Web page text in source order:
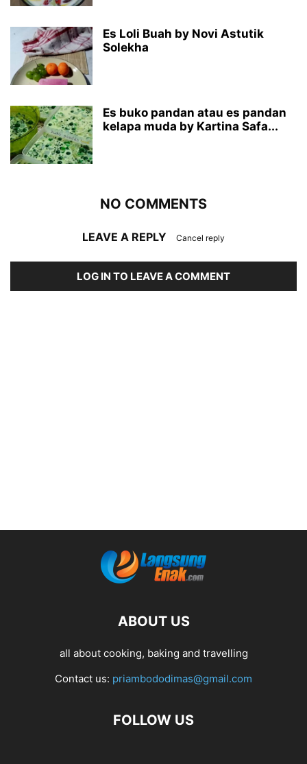
Es Loli Buah by Novi Astutik
Solekha
Es buko pandan atau es pandan
kelapa muda by Kartina Safa...
NO COMMENTS
LEAVE A REPLY Cancel reply
LOG IN TO LEAVE A COMMENT
ABOUT US
all about cooking, baking and travelling
Contact us: priambododimas@gmail.com
FOLLOW US